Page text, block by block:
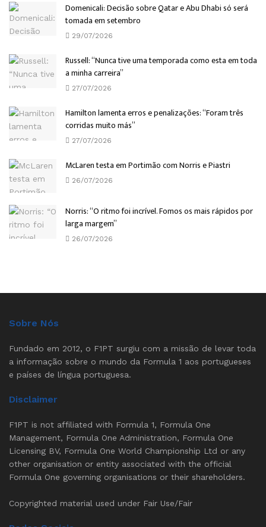
Domenicali: Decisão sobre Qatar e Abu Dhabi só será
tomada em setembro
29/07/2026
Russell: “Nunca tive uma temporada como esta em toda
a minha carreira”
27/07/2026
Hamilton lamenta erros e penalizações: “Foram três
corridas muito más”
27/07/2026
McLaren testa em Portimão com Norris e Piastri
26/07/2026
Norris: “O ritmo foi incrível. Fomos os mais rápidos por
larga margem”
26/07/2026
Sobre Nós
Fundado em 2012, o F1PT surgiu com a missão de levar toda
a informação sobre o mundo da Formula 1 aos portugueses
e países de língua portuguesa.
Disclaimer
F1PT is not affiliated with Formula 1, Formula One
Management, Formula One Administration, Formula One
Licensing BV, Formula One World Championship Ltd or any
other organisation or entity associated with the official
Formula One governing organisations or their shareholders.
Copyrighted material used under Fair Use/Fair